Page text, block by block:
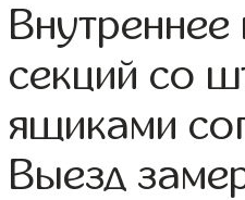
секций со
ящиками
Выезд